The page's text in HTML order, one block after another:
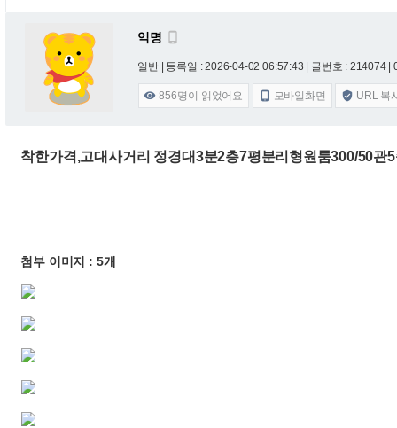
익명 
일반 | 등록일 : 2026-04-02 06:57:43 | 글번호 : 214074 |
 856명이 읽었어요  모바일화면  URL 복
착한가격,고대사거리 정경대3분2층7평분리형원룸300/50관
첨부 이미지 : 5개